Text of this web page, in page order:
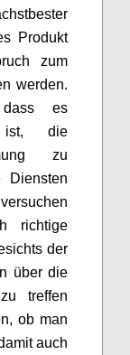
Produkt
zum
werden.
es
ist, die
zu
Diensten
richtige
der
über die
treffen
ob man
auch